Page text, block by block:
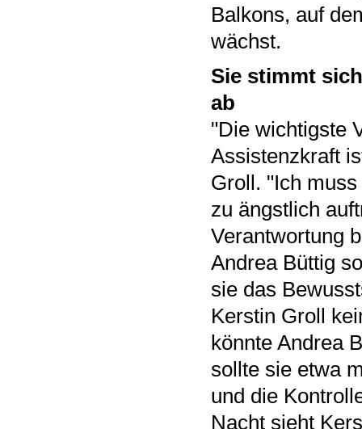
Balkons, auf
wächst.
Sie stimmt
ab
"Die wichtigste
Assistenzkraft
Groll. "Ich
zu ängstlich
Verantwortung
Andrea Büttig
sie das
Kerstin Groll
könnte Andrea
sollte sie etwa
und die
Nacht sieht